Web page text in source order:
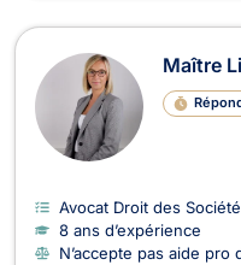
Maître
Avocat Droit des
8 ans d’expérience
N’accepte pas aide pro